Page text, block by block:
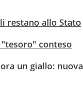
restano allo Stato
conteso
un giallo: nuova